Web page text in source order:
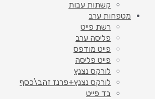
קשתות עבות
מטפחות ערב
רשת פייט
פליסה ערב
פייט מודפס
פייט פליסה
לורקס נצנץ
לורקס נצנץ+פרנז זהב\כסף
בד פייט